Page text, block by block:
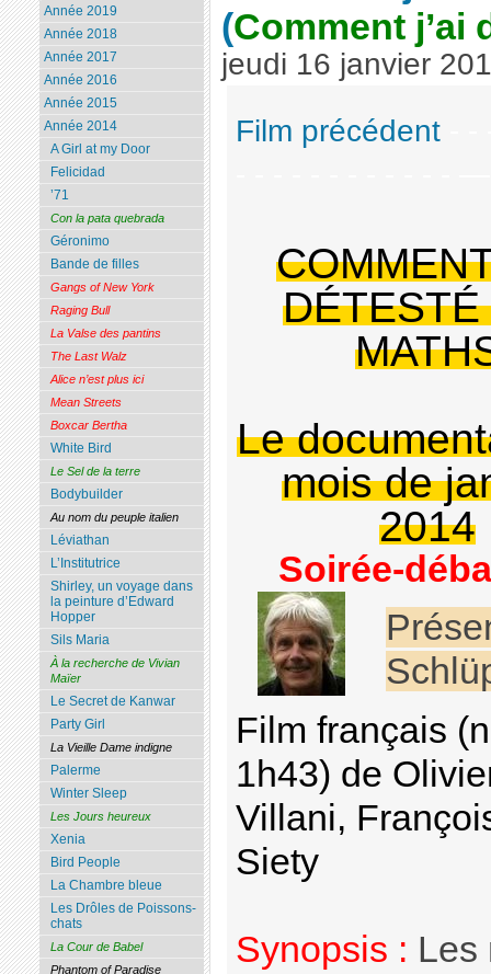
(Comment j’ai
jeudi 16 janvier
Film précédent
Le
mois de
2014
Soirée-
Film français
1h43) de
Villani,
Siety
Synopsis : Les
Année 2019
Année 2018
Année 2017
Année 2016
Année 2015
Année 2014
A Girl at my Door
Felicidad
’71
Con la pata quebrada
Géronimo
Bande de filles
Gangs of New York
Raging Bull
La Valse des pantins
The Last Walz
Alice n’est plus ici
Mean Streets
Boxcar Bertha
White Bird
Le Sel de la terre
Bodybuilder
Au nom du peuple italien
Léviathan
L’Institutrice
Shirley, un voyage dans
la peinture d’Edward
Hopper
Sils Maria
À la recherche de Vivian
Maïer
Le Secret de Kanwar
Party Girl
La Vieille Dame indigne
Palerme
Winter Sleep
Les Jours heureux
Xenia
Bird People
La Chambre bleue
Les Drôles de Poissons-
chats
La Cour de Babel
Phantom of Paradise